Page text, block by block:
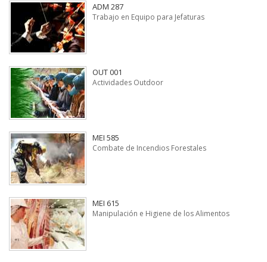
ADM 287
Trabajo en Equipo para Jefaturas
OUT 001
Actividades Outdoor
MEI 585
Combate de Incendios Forestales
MEI 615
Manipulación e Higiene de los Alimentos